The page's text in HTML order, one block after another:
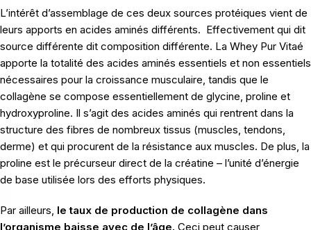
L’intérêt d’assemblage de ces deux sources protéiques vient de
leurs apports en acides aminés différents. Effectivement qui dit
source différente dit composition différente. La Whey Pur Vitaé
apporte la totalité des acides aminés essentiels et non essentiels
nécessaires pour la croissance musculaire, tandis que le
collagène se compose essentiellement de glycine, proline et
hydroxyproline. Il s’agit des acides aminés qui rentrent dans la
structure des fibres de nombreux tissus (muscles, tendons,
derme) et qui procurent de la résistance aux muscles. De plus, la
proline est le précurseur direct de la créatine – l’unité d’énergie
de base utilisée lors des efforts physiques.
Par ailleurs, le taux de production de collagène dans
l’organisme baisse avec de l’âge. Ceci peut causer